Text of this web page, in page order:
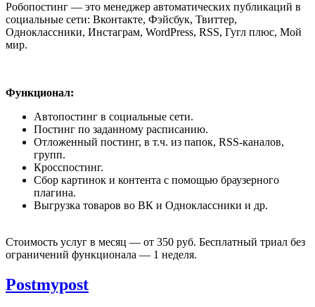
Робопостинг — это менеджер автоматических публикаций в
социальные сети: Вконтакте, Фэйсбук, Твиттер,
Одноклассники, Инстаграм, WordPress, RSS, Гугл плюс, Мой
мир.
Функционал:
Автопостинг в социальные сети.
Постинг по заданному расписанию.
Отложенный постинг, в т.ч. из папок, RSS-каналов,
групп.
Кросспостинг.
Сбор картинок и контента с помощью браузерного
плагина.
Выгрузка товаров во ВК и Одноклассники и др.
Стоимость услуг в месяц — от 350 руб. Бесплатный триал без
ограничений функционала — 1 неделя.
Postmypost